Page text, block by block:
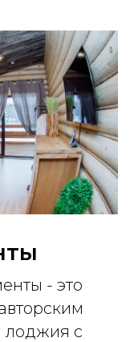
- это
лоджия с